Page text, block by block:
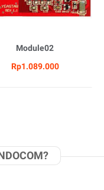
Module02
Rp1.089.000